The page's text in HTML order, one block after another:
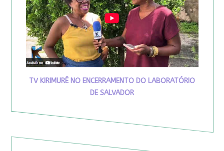
TV KIRIMURÊ NO ENCERRAMENTO DO LABORATÓRIO
DE SALVADOR